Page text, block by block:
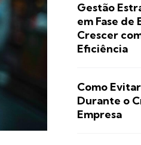
Gestão
em Fase de
Crescer
Eficiência
Como
Durante o
Empresa